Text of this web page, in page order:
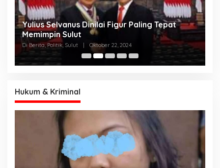
Yulius Selvanus Dinilai Figur Paling Tepat
Memimpin Sulut
Di Berita, Politik, Sulut | Oktober 22, 2024
Hukum & Kriminal